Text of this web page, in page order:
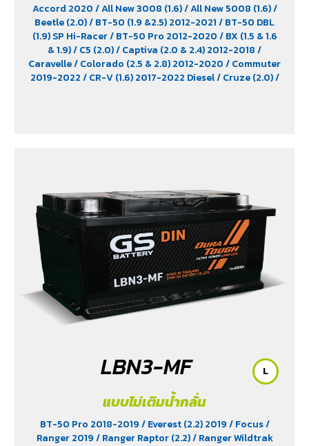
Accord 2020/ All New 3008 (1.6)/ All New 5008 (1.6)/
Beetle (2.0)/ BT-50 (1.9 &2.5) 2012-2021/ BT-50 DBL
(1.9) SP Hi-Racer/ BT-50 Pro 2012-2020/ BX (1.5 & 1.6
& 1.9)/ C5 (2.0)/ Captiva (2.0 & 2.4) 2012-2018/
Caravelle/ Colorado (2.5 & 2.8) 2012-2020/ Commuter
2019-2022/ CR-V (1.6) 2017-2022 Diesel/ Cruze (2.0)/
/ Peugeot 406/ Peugeot 407
607 / Ranger (2.2 & 2.5)/ Revo (2.4)/ Revo GR Sport (2.4)
/ Revo Prerunner (2.4)/ Revo Rocco (2.4)/ Revo Z-
Edition (2.4)/ Scirocco (2.0)/ Terra 2018-2022
Territory (2.7)
/ Trailblazer Phoenix (2.5)/ Vento (1.8)
X-Trail Hybrid (2.0)
LBN3-MF
แบบไม่เติมน้ำกลั่น
BT-50 Pro 2018-2019/ Everest (2.2) 2019/ Focus/
Ranger 2019/ Ranger Raptor (2.2)/ Ranger Wildtrak
L